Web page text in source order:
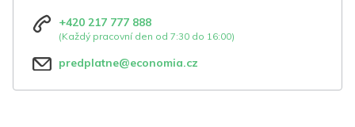
+420 217 777 888
(Každý pracovní den od 7:30 do 16:00)
predplatne@economia.cz